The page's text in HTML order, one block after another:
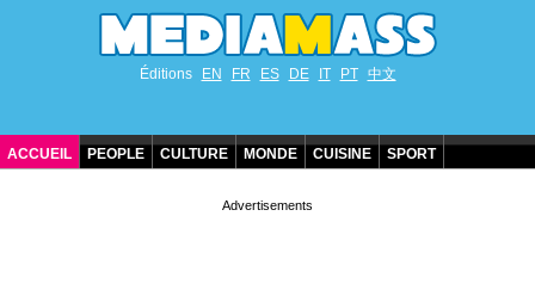
Éditions EN FR ES DE IT PT 中文
ACCUEIL PEOPLE CULTURE MONDE CUISINE SPORT